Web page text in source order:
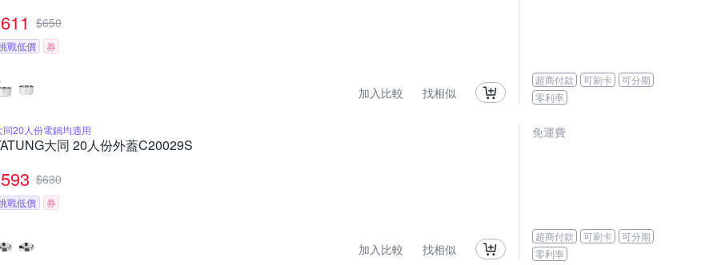
611 $650
戰低價 券
加入比較 找相似
超商付款 可刷卡
可分期
零利率
同20人份電鍋均適用
大同 20人份外蓋C20029S
593 $630
戰低價 券
加入比較 找相似
免運費
超商付款 可刷卡
可分期
零利率